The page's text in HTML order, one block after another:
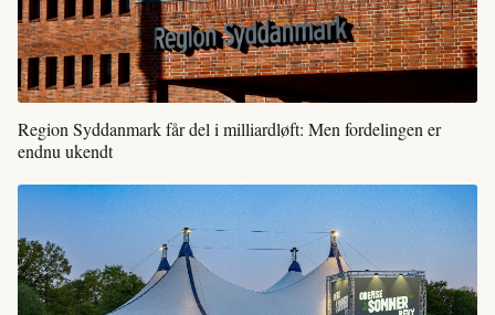
Region Syddanmark får del i milliardløft: Men fordelingen er
endnu ukendt